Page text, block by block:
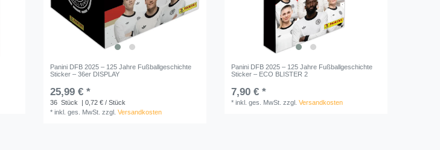
Panini DFB 2025 – 125 Jahre Fußballgeschichte
Sticker – 36er DISPLAY
25,99 € *
36 Stück
| 0,72 € / Stück
*inkl. ges. MwSt. zzgl.Versandkosten
Panini DFB 2025 – 125 Jahre Fußballgeschichte
Sticker – ECO BLISTER 2
7,90 € *
*inkl. ges. MwSt. zzgl.Versandkosten